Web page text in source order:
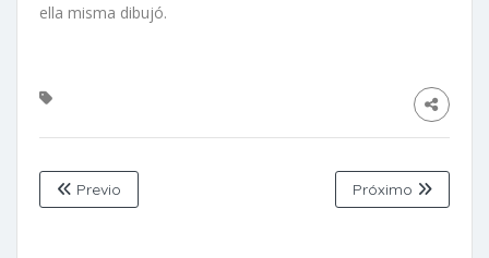
ella misma dibujó.
Previo Próximo